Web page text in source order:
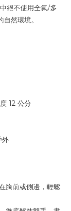
絕不使用全氟/多
然環境。
12 公分
外
胸前或側邊，輕鬆